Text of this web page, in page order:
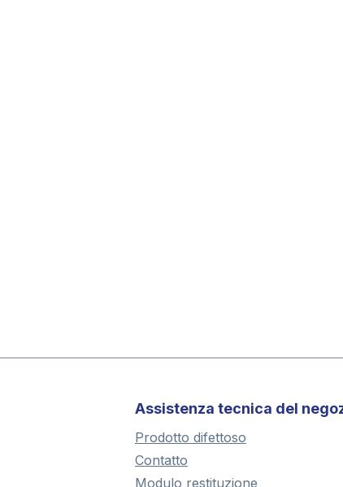
Assistenza tecnica del
Prodotto difettoso
Contatto
Modulo restituzione